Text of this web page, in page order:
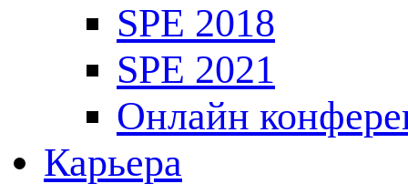
SPE 2018
SPE 2021
Онлайн
Карьера